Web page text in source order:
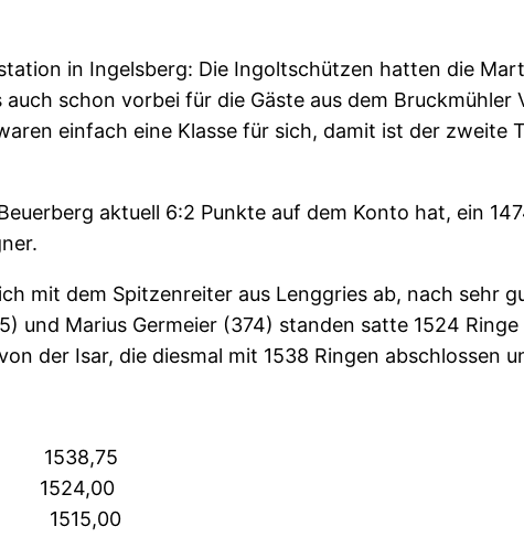
in Ingelsberg: Die Ingoltschützen hatten die
schon vorbei für die Gäste aus dem Bruckmühler
einfach eine Klasse für sich, damit ist der zweite
aktuell 6:2 Punkte auf dem Konto hat, ein
mit dem Spitzenreiter aus Lenggries ab, nach sehr
und Marius Germeier (374) standen satte 1524
der Isar, die diesmal mit 1538 Ringen abschlossen
1538,75
1515,00